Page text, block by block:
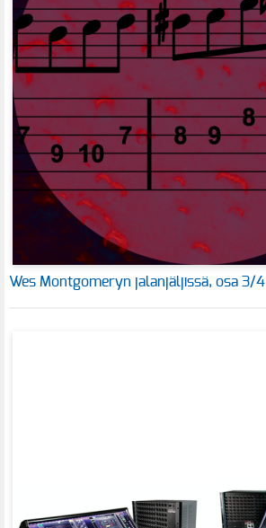
Wes Montgomeryn jalanjäljissä, osa 3/4